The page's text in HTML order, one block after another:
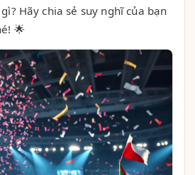
Hãy chia sẻ suy nghĩ của bạn
🌟